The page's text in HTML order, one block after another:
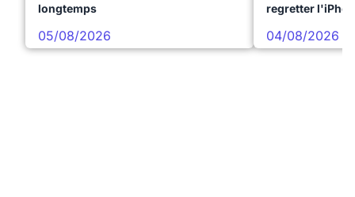
longtemps
05/08/2026
regretter
04/08/2026